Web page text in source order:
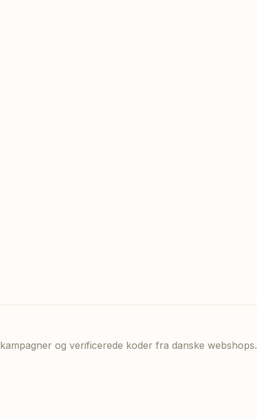
og verificerede koder fra danske webshops.